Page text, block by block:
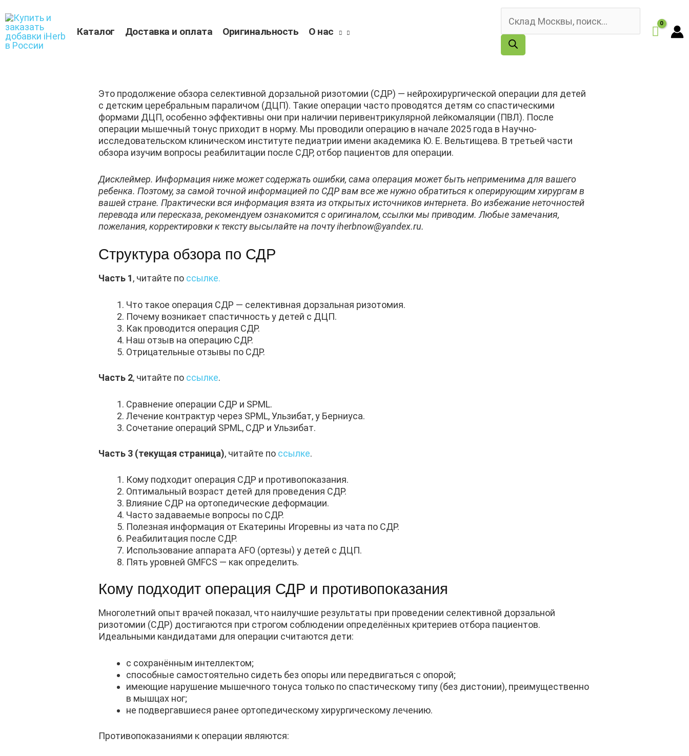
содержимому
Каталог Доставка и оплата Оригинальность О нас
Поиск
товаров
Это продолжение обзора селективной дорзальной ризотомии (СДР) — нейрохирургической операции для детей
с детским церебральным параличом (ДЦП). Такие операции часто проводятся детям со спастическими
формами ДЦП, особенно эффективны они при наличии перивентрикулярной лейкомаляции (ПВЛ). После
операции мышечный тонус приходит в норму. Мы проводили операцию в начале 2025 года в Научно-
исследовательском клиническом институте педиатрии имени академика Ю. Е. Вельтищева. В третьей части
обзора изучим вопросы реабилитации после СДР, отбор пациентов для операции.
Дисклеймер. Информация ниже может содержать ошибки, сама операция может быть неприменима для вашего
ребенка. Поэтому, за самой точной информацией по СДР вам все же нужно обратиться к оперирующим хирургам в
вашей стране. Практически вся информация взята из открытых источников интернета. Во избежание неточностей
перевода или пересказа, рекомендуем ознакомится с оригиналом, ссылки мы приводим. Любые замечания,
пожелания, корректировки к тексту высылайте на почту iherbnow@yandex.ru.
Структура обзора по СДР
Часть 1, читайте по ссылке.
Что такое операция СДР — селективная дорзальная ризотомия.
Почему возникает спастичность у детей с ДЦП.
Как проводится операция СДР.
Наш отзыв на операцию СДР.
Отрицательные отзывы по СДР.
Часть 2, читайте по ссылке.
Сравнение операции СДР и SPML.
Лечение контрактур через SPML, Ульзибат, у Берниуса.
Сочетание операций SPML, СДР и Ульзибат.
Часть 3 (текущая страница), читайте по ссылке.
Кому подходит операция СДР и противопоказания.
Оптимальный возраст детей для проведения СДР.
Влияние СДР на ортопедические деформации.
Часто задаваемые вопросы по СДР.
Полезная информация от Екатерины Игоревны из чата по СДР.
Реабилитация после СДР.
Использование аппарата AFO (ортезы) у детей с ДЦП.
Пять уровней GMFCS — как определить.
Кому подходит операция СДР и противопоказания
Многолетний опыт врачей показал, что наилучшие результаты при проведении селективной дорзальной
ризотомии (СДР) достигаются при строгом соблюдении определённых критериев отбора пациентов.
Идеальными кандидатами для операции считаются дети:
с сохранённым интеллектом;
способные самостоятельно сидеть без опоры или передвигаться с опорой;
имеющие нарушение мышечного тонуса только по спастическому типу (без дистонии), преимущественно
в мышцах ног;
не подвергавшиеся ранее ортопедическому хирургическому лечению.
Противопоказаниями к операции являются: